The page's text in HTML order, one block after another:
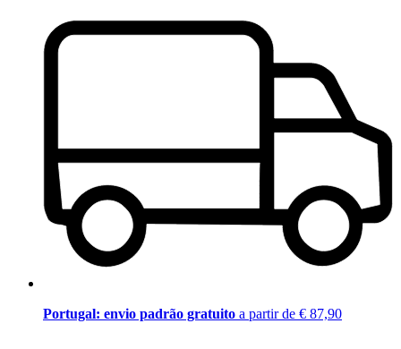
Portugal: envio padrão gratuito a partir de € 87,90